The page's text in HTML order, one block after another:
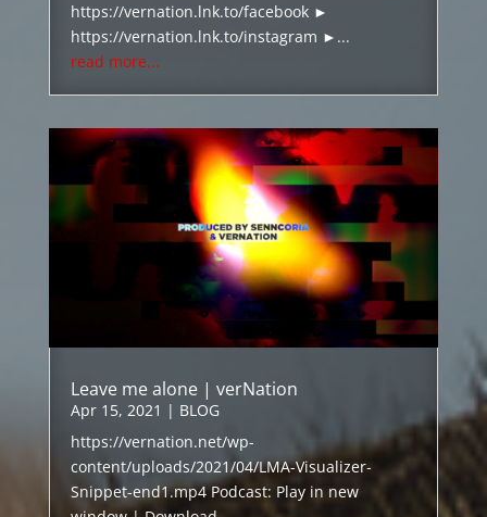
https://vernation.lnk.to/facebook ►
https://vernation.lnk.to/instagram ►...
read more...
Leave me alone | verNation
Apr 15, 2021 | BLOG
https://vernation.net/wp-
content/uploads/2021/04/LMA-Visualizer-
Snippet-end1.mp4 Podcast: Play in new